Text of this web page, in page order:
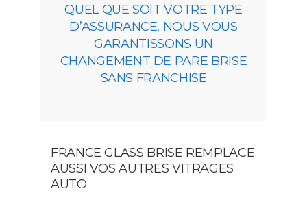
QUEL QUE SOIT VOTRE TYPE
D’ASSURANCE, NOUS VOUS
GARANTISSONS UN
CHANGEMENT DE PARE BRISE
SANS FRANCHISE
FRANCE GLASS BRISE REMPLACE
AUSSI VOS AUTRES VITRAGES
AUTO